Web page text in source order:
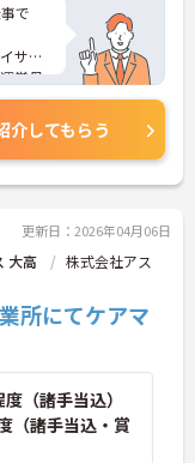
で
サー
営母
さら
さ
介してもらう
更新日：2026年04月06日
大高
株式会社アス
所にてケアマ
度（諸手当込）
（諸手当込・賞